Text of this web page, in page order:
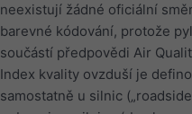
neexistují žádné oficiální
barevné kódování, protože
součástí předpovědi Air
Index kvality ovzduší je
samostatně u silnic